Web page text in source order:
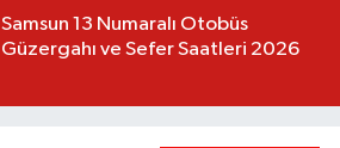
Samsun 13 Numaralı Otobüs
Güzergahı ve Sefer Saatleri 2026